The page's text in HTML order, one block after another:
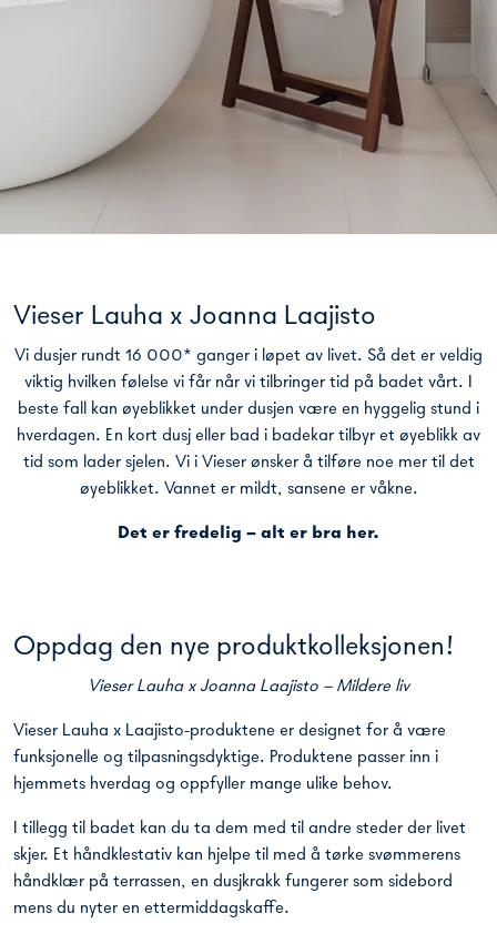
Vieser Lauha x Joanna Laajisto
Vi dusjer rundt 16 000* ganger i løpet av livet. Så det er veldig
viktig hvilken følelse vi får når vi tilbringer tid på badet vårt. I
beste fall kan øyeblikket under dusjen være en hyggelig stund i
hverdagen. En kort dusj eller bad i badekar tilbyr et øyeblikk av
tid som lader sjelen. Vi i Vieser ønsker å tilføre noe mer til det
øyeblikket. Vannet er mildt, sansene er våkne.
Det er fredelig – alt er bra her.
Oppdag den nye produktkolleksjonen!
Vieser Lauha x Joanna Laajisto – Mildere liv
Vieser Lauha x Laajisto-produktene er designet for å være
funksjonelle og tilpasningsdyktige. Produktene passer inn i
hjemmets hverdag og oppfyller mange ulike behov.
I tillegg til badet kan du ta dem med til andre steder der livet
skjer. Et håndklestativ kan hjelpe til med å tørke svømmerens
håndklær på terrassen, en dusjkrakk fungerer som sidebord
mens du nyter en ettermiddagskaffe.